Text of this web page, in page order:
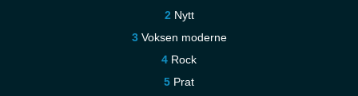
Nytt
Voksen moderne
Rock
Prat